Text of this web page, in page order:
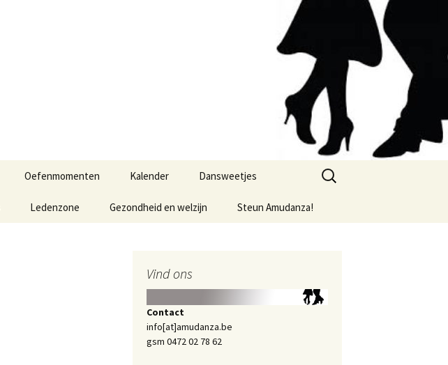
Oefenmomenten Kalender Dansweetjes
Ledenzone Gezondheid en welzijn Steun Amudanza!
Zoeken
naar:
Vind ons
Contact
info[at]amudanza.be
gsm 0472 02 78 62